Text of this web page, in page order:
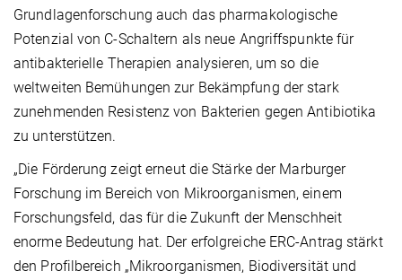
Grundlagenforschung auch das pharmakologische
Potenzial von C-Schaltern als neue Angriffspunkte für
antibakterielle Therapien analysieren, um so die
weltweiten Bemühungen zur Bekämpfung der stark
zunehmenden Resistenz von Bakterien gegen Antibiotika
zu unterstützen.
„Die Förderung zeigt erneut die Stärke der Marburger
Forschung im Bereich von Mikroorganismen, einem
Forschungsfeld, das für die Zukunft der Menschheit
enorme Bedeutung hat. Der erfolgreiche ERC-Antrag stärkt
den Profilbereich „Mikroorganismen, Biodiversität und